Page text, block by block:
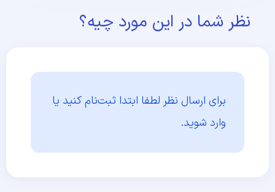
نظر شما در این مورد چیه؟
برای ارسال نظر لطفا ابتدا ثبت‌نام کنید یا
وارد شوید.